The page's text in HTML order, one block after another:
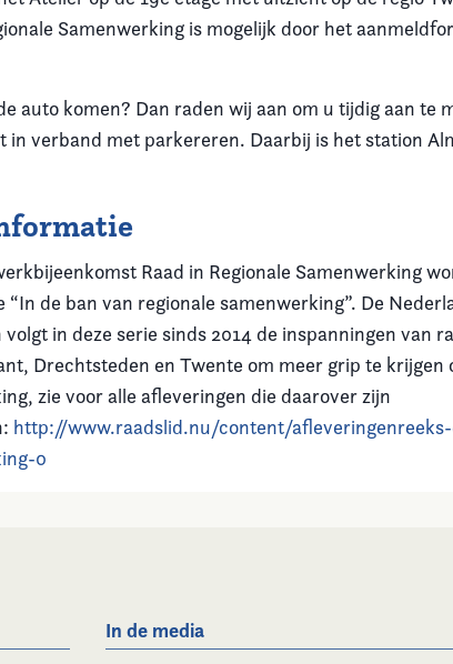
Samenwerking is mogelijk door het
auto komen? Dan raden wij aan om u tijdig aan te
in verband met parkereren. Daarbij is het station
Raad in Regionale Samenwerking
“In de ban van regionale samenwerking”. De
volgt in deze serie sinds 2014 de inspanningen van
Drechtsteden en Twente om meer grip te krijgen
zie voor alle afleveringen die daarover zijn
http://www.raadslid.nu/content/
0
In de media